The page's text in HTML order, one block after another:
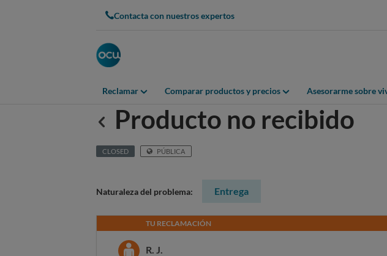
Contacta con nuestros expertos
Reclamar Comparar productos y precios Asesorarme sobre
Anterior
Producto no recibido
CLOSED PÚBLICA
Naturaleza del problema: Entrega
TU RECLAMACIÓN
R. J.